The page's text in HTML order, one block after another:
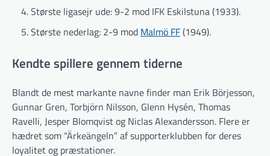
Største ligasejr ude: 9-2 mod IFK Eskilstuna (1933).
Største nederlag: 2-9 mod Malmö FF(1949).
Kendte spillere gennem tiderne
Blandt de mest markante navne finder man Erik Börjesson,
Gunnar Gren, Torbjörn Nilsson, Glenn Hysén, Thomas
Ravelli, Jesper Blomqvist og Niclas Alexandersson. Flere er
hædret som “Ärkeängeln” af supporter­klubben for deres
loyalitet og præstationer.